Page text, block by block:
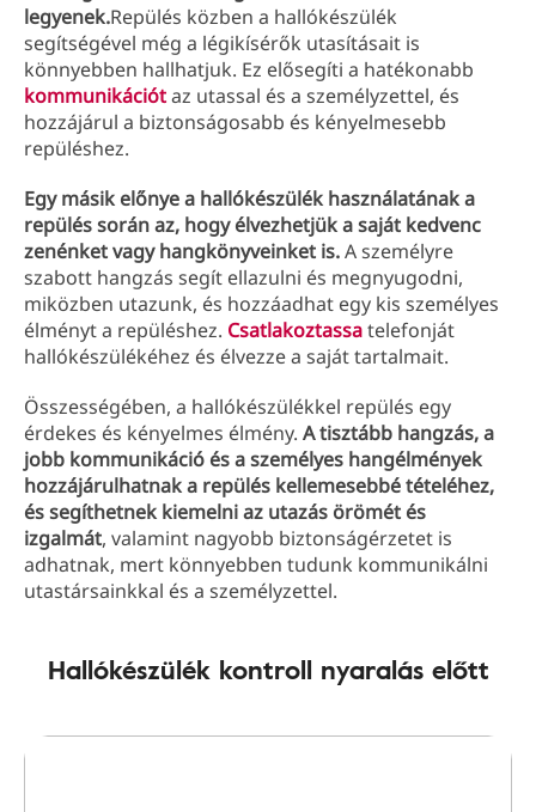
legyenek.Repülés közben a hallókészülék
segítségével még a légikísérők utasításait is
könnyebben hallhatjuk. Ez elősegíti a hatékonabb
kommunikációtaz utassal és a személyzettel, és
hozzájárul a biztonságosabb és kényelmesebb
repüléshez.
Egy másik előnye a hallókészülék használatának a
repülés során az, hogy élvezhetjük a saját kedvenc
zenénket vagy hangkönyveinket is.A személyre
szabott hangzás segít ellazulni és megnyugodni,
miközben utazunk, és hozzáadhat egy kis személyes
élményt a repüléshez. Csatlakoztassatelefonját
hallókészülékéhez és élvezze a saját tartalmait.
Összességében, a hallókészülékkel repülés egy
érdekes és kényelmes élmény. A tisztább hangzás, a
jobb kommunikáció és a személyes hangélmények
hozzájárulhatnak a repülés kellemesebbé tételéhez,
és segíthetnek kiemelni az utazás örömét és
izgalmát, valamint nagyobb biztonságérzetet is
adhatnak, mert könnyebben tudunk kommunikálni
utastársainkkal és a személyzettel.
Hallókészülék kontroll nyaralás előtt